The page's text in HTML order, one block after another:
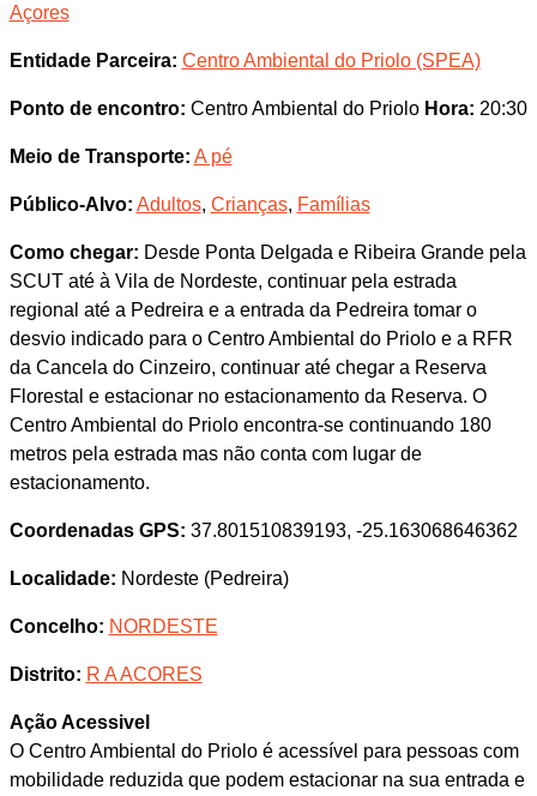
Açores
Entidade Parceira: Centro Ambiental do Priolo (SPEA)
Ponto de encontro: Centro Ambiental do Priolo Hora: 20:30
Meio de Transporte: A pé
Público-Alvo: Adultos, Crianças, Famílias
Como chegar: Desde Ponta Delgada e Ribeira Grande pela
SCUT até à Vila de Nordeste, continuar pela estrada
regional até a Pedreira e a entrada da Pedreira tomar o
desvio indicado para o Centro Ambiental do Priolo e a RFR
da Cancela do Cinzeiro, continuar até chegar a Reserva
Florestal e estacionar no estacionamento da Reserva. O
Centro Ambiental do Priolo encontra-se continuando 180
metros pela estrada mas não conta com lugar de
estacionamento.
Coordenadas GPS: 37.801510839193, -25.163068646362
Localidade: Nordeste (Pedreira)
Concelho: NORDESTE
Distrito: R A ACORES
Ação Acessivel
O Centro Ambiental do Priolo é acessível para pessoas com
mobilidade reduzida que podem estacionar na sua entrada e